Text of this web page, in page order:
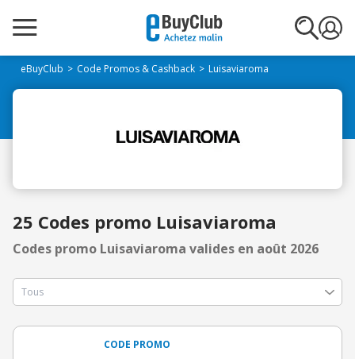
eBuyClub Code Promos & Cashback Luisaviaroma
25 Codes promo Luisaviaroma
Codes promo Luisaviaroma valides en août 2026
CODE PROMO